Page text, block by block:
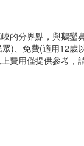
的分界點，與鵝鑾
)、免費(適用12歲
費用僅提供參考，